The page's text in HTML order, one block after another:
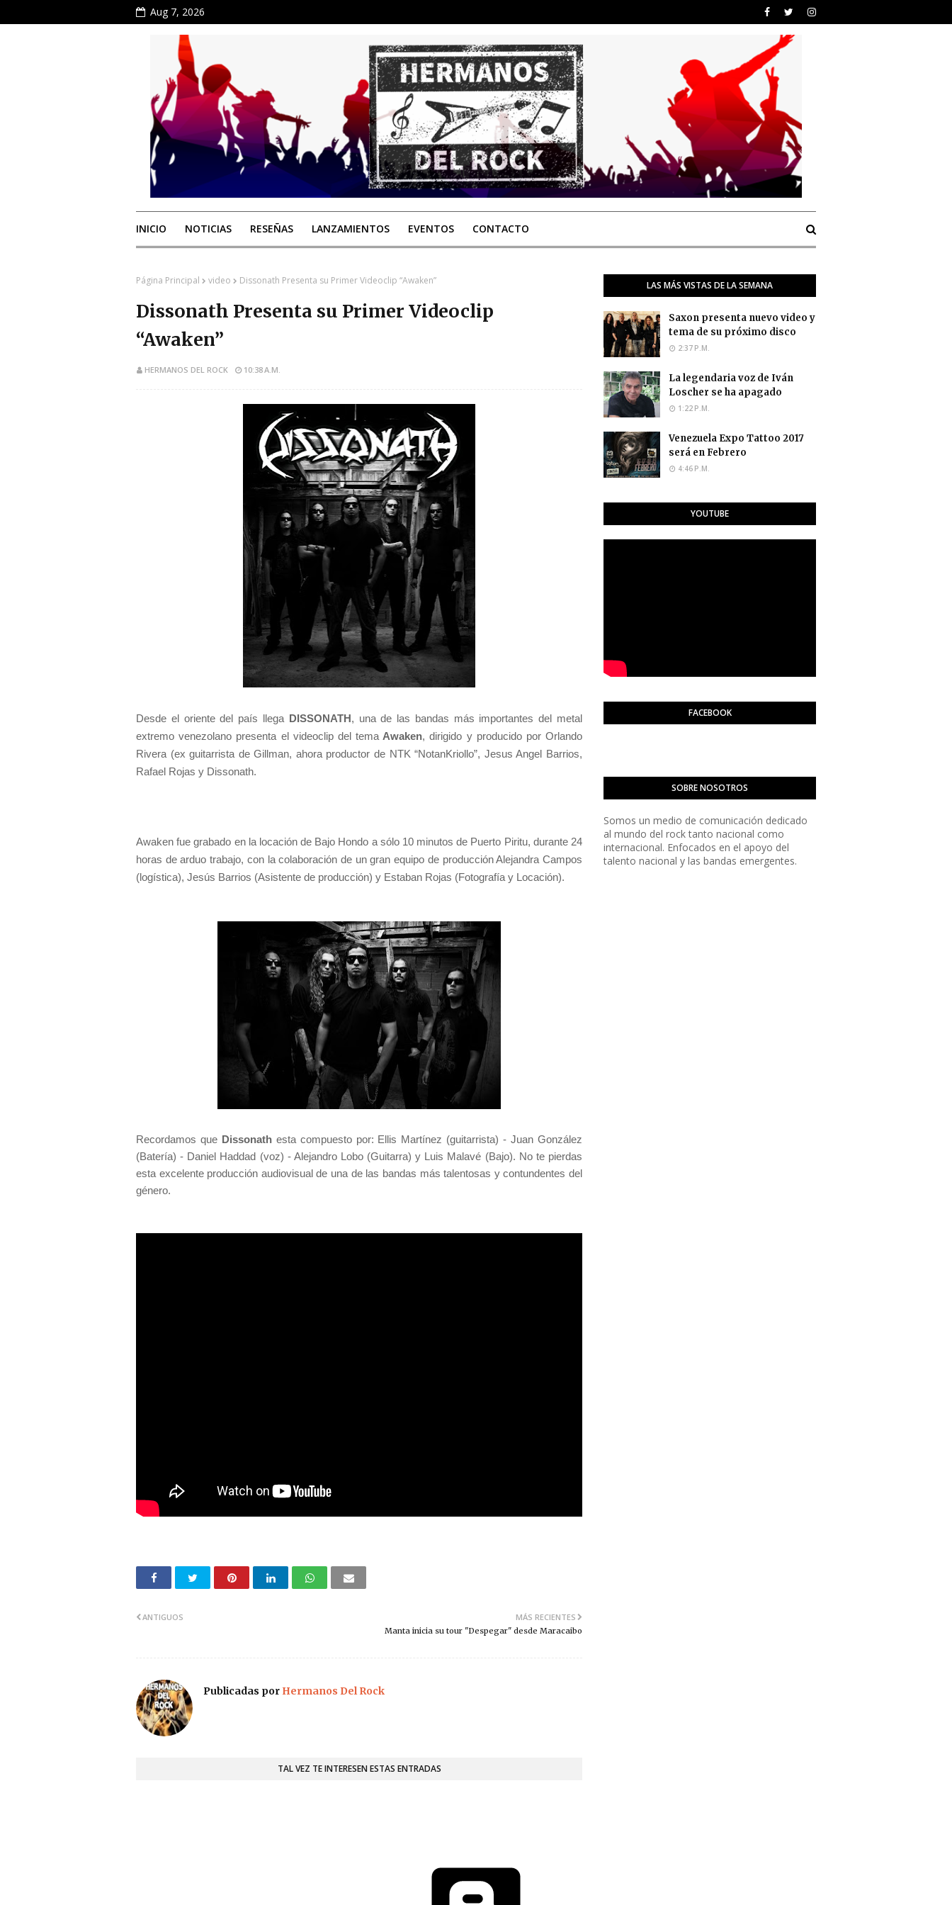
Aug 7, 2026
INICIO NOTICIAS RESEÑAS LANZAMIENTOS EVENTOS CONTACTO
Página Principal video Dissonath Presenta su Primer Videoclip “Awaken”
Dissonath Presenta su Primer Videoclip
“Awaken”
HERMANOS DEL ROCK 10:38 A.M.
Desde el oriente del país llega DISSONATH, una de las bandas más importantes del metal
extremo venezolano presenta el videoclip del tema Awaken, dirigido y producido por Orlando
Rivera (ex guitarrista de Gillman, ahora productor de NTK “NotanKriollo”, Jesus Angel Barrios,
Rafael Rojas y Dissonath.
Awaken fue grabado en la locación de Bajo Hondo a sólo 10 minutos de Puerto Piritu, durante 24
horas de arduo trabajo, con la colaboración de un gran equipo de producción Alejandra Campos
(logística), Jesús Barrios (Asistente de producción) y Estaban Rojas (Fotografía y Locación).
Recordamos que Dissonath esta compuesto por: Ellis Martínez (guitarrista) - Juan González
(Batería) - Daniel Haddad (voz) - Alejandro Lobo (Guitarra) y Luis Malavé (Bajo). No te pierdas
esta excelente producción audiovisual de una de las bandas más talentosas y contundentes del
género.
MÁS RECIENTES
Manta inicia su tour "Despegar" desde Maracaibo
ANTIGUOS
Publicadas por Hermanos Del Rock
TAL VEZ TE INTERESEN ESTAS ENTRADAS
LAS MÁS VISTAS DE LA SEMANA
Saxon presenta nuevo video y
tema de su próximo disco
2:37 P.M.
La legendaria voz de Iván
Loscher se ha apagado
1:22 P.M.
Venezuela Expo Tattoo 2017
será en Febrero
4:46 P.M.
YOUTUBE
FACEBOOK
SOBRE NOSOTROS
Somos un medio de comunicación dedicado
al mundo del rock tanto nacional como
internacional. Enfocados en el apoyo del
talento nacional y las bandas emergentes.